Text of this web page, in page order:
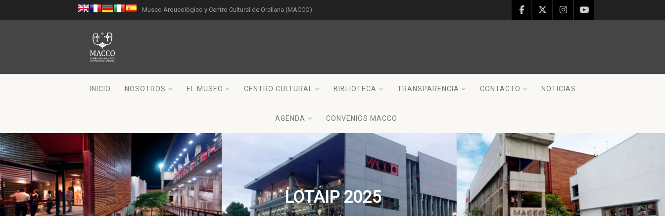
Museo Arqueológico y Centro Cultural de Orellana (MACCO)
INICIO NOSOTROS EL MUSEO CENTRO CULTURAL BIBLIOTECA TRANSPARENCIA CONTACTO NOTICIAS
AGENDA CONVENIOS MACCO
LOTAIP 2025